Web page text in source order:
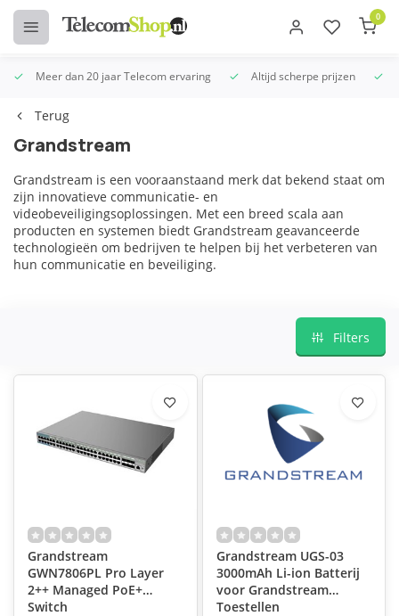
0
Meer dan 20 jaar Telecom ervaring Altijd scherpe prijzen
Terug
Grandstream
Grandstream is een vooraanstaand merk dat bekend staat om
zijn innovatieve communicatie- en
videobeveiligingsoplossingen. Met een breed scala aan
producten en systemen biedt Grandstream geavanceerde
technologieën om bedrijven te helpen bij het verbeteren van
hun communicatie en beveiliging.
Filters
Grandstream
GWN7806PL Pro Layer
2++ Managed PoE+
Switch
Grandstream UGS-03
3000mAh Li-ion Batterij
voor Grandstream
Toestellen